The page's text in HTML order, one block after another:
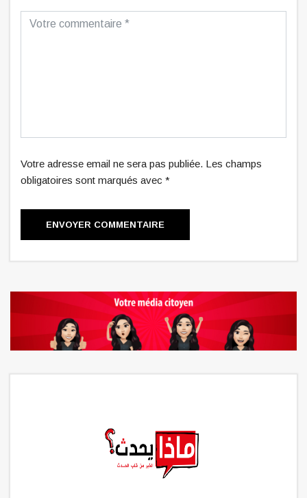
Votre adresse email ne sera pas publiée. Les champs
obligatoires sont marqués avec *
ENVOYER COMMENTAIRE